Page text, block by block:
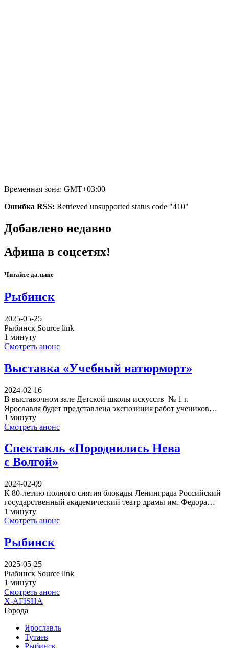
Временная зона: GMT+03:00
Ошибка RSS: Retrieved unsupported status code "410"
Добавлено недавно
Афиша в соцсетях!
Читайте дальше
Рыбинск
2025-05-25
Рыбинск Source link
1 минуту
Смотреть анонс
Выставка «Учебный натюрморт»
2024-02-16
В выставочном зале Детской школы искусств № 1 г.
Ярославля будет представлена экспозиция работ учеников…
1 минуту
Смотреть анонс
Спектакль «Породнились Нева
с Волгой»
2024-02-09
К 80-летию полного снятия блокады Ленинграда Российский
государственный академический театр драмы им. Федора…
1 минуту
Смотреть анонс
Рыбинск
2025-05-25
Рыбинск Source link
1 минуту
Смотреть анонс
X-AFISHA
Города
Ярославль
Тутаев